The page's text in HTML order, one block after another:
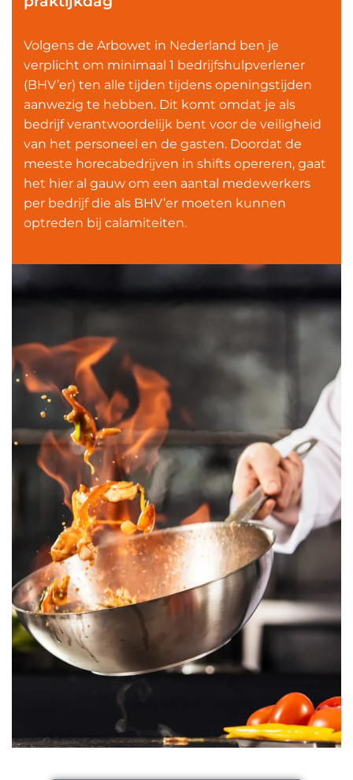
Volgens de Arbowet in Nederland ben je
verplicht om minimaal 1 bedrijfshulpverlener
(BHV’er) ten alle tijden tijdens openingstijden
aanwezig te hebben. Dit komt omdat je als
bedrijf verantwoordelijk bent voor de veiligheid
van het personeel en de gasten. Doordat de
meeste horecabedrijven in shifts opereren, gaat
het hier al gauw om een aantal medewerkers
per bedrijf die als BHV’er moeten kunnen
optreden bij calamiteiten.